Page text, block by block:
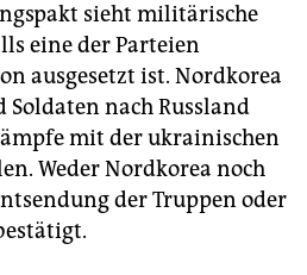
sieht militärische
eine der Parteien
ausgesetzt ist. Nordkorea
nach Russland
mit der ukrainischen
Weder Nordkorea noch
der Truppen oder